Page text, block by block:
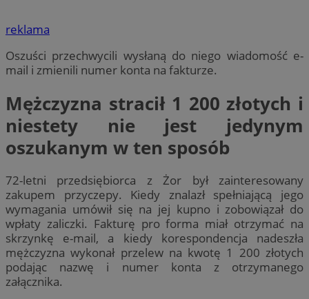
reklama
Oszuści przechwycili wysłaną do niego wiadomość e-
mail i zmienili numer konta na fakturze.
Mężczyzna stracił 1 200 złotych i
niestety nie jest jedynym
oszukanym w ten sposób
72-letni przedsiębiorca z Żor był zainteresowany
zakupem przyczepy. Kiedy znalazł spełniającą jego
wymagania umówił się na jej kupno i zobowiązał do
wpłaty zaliczki. Fakturę pro forma miał otrzymać na
skrzynkę e-mail, a kiedy korespondencja nadeszła
mężczyzna wykonał przelew na kwotę 1 200 złotych
podając nazwę i numer konta z otrzymanego
załącznika.